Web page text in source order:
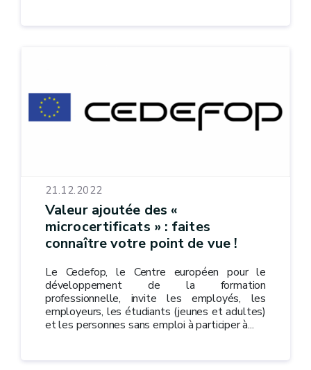
21.12.2022
Valeur ajoutée des «
microcertificats » : faites
connaître votre point de vue !
Le Cedefop, le Centre européen pour le
développement de la formation
professionnelle, invite les employés, les
employeurs, les étudiants (jeunes et adultes)
et les personnes sans emploi à participer à...